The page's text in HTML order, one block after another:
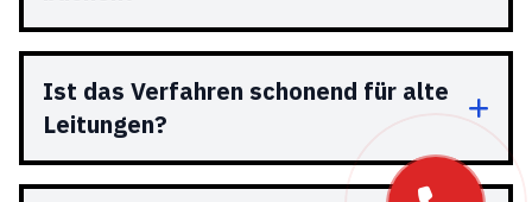
Ist das Verfahren schonend für alte
Leitungen?